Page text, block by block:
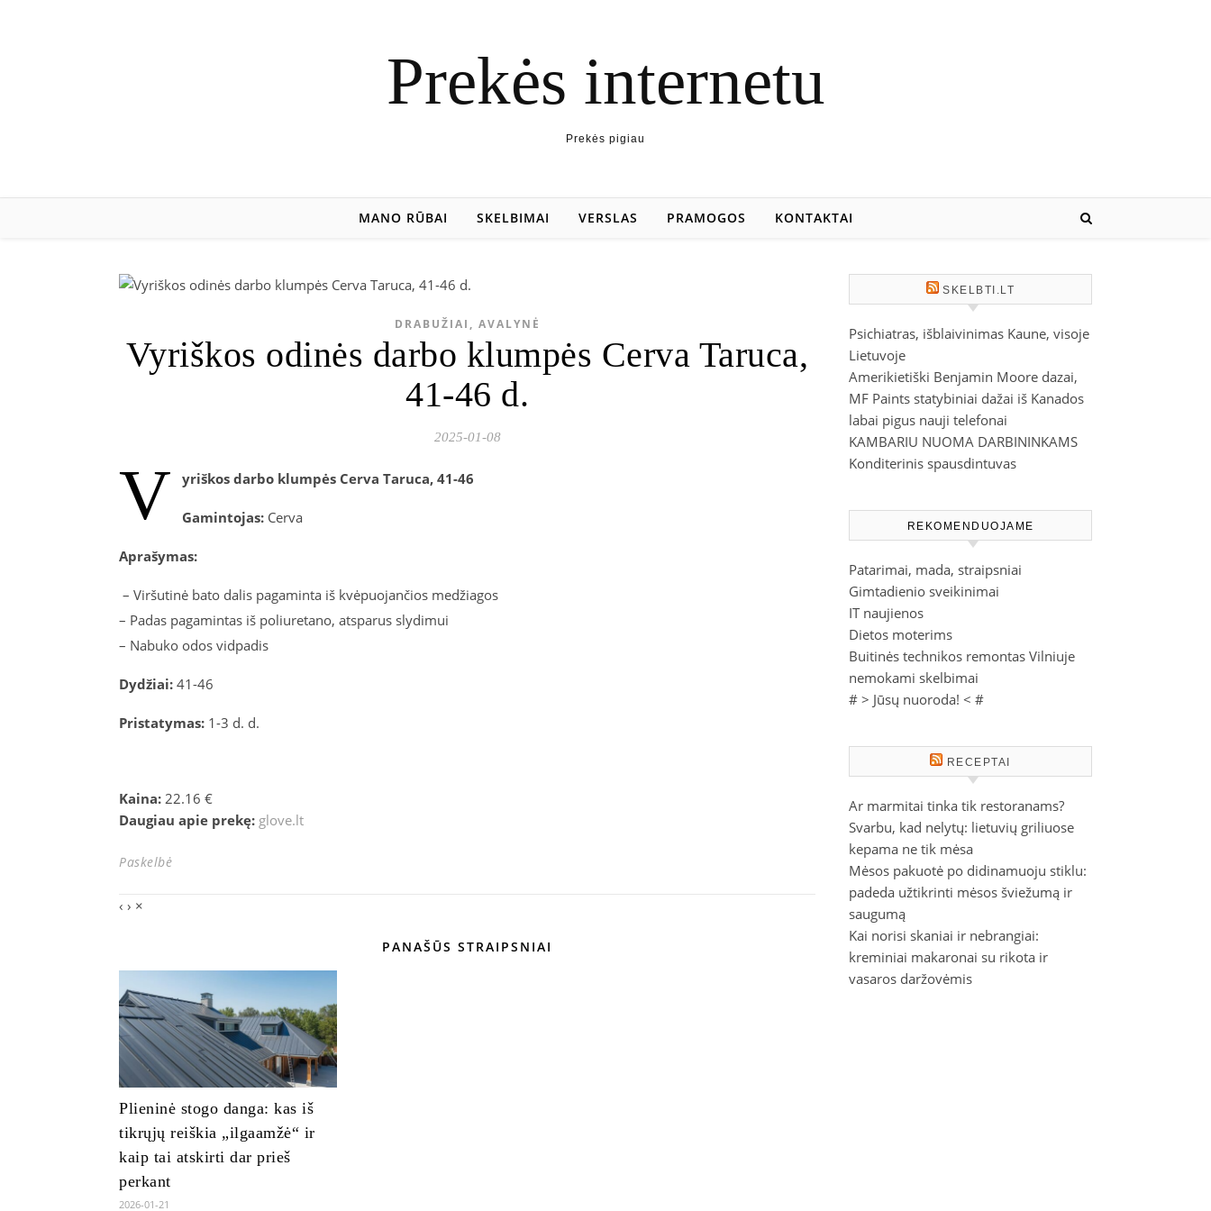
Prekės internetu
Prekės pigiau
MANO RŪBAI SKELBIMAI VERSLAS PRAMOGOS KONTAKTAI
DRABUŽIAI, AVALYNĖ
Vyriškos odinės darbo klumpės Cerva Taruca,
41-46 d.
2025-01-08
V yriškos darbo klumpės Cerva Taruca, 41-46
Gamintojas: Cerva
Aprašymas:
– Viršutinė bato dalis pagaminta iš kvėpuojančios medžiagos
– Padas pagamintas iš poliuretano, atsparus slydimui
– Nabuko odos vidpadis
Dydžiai: 41-46
Pristatymas: 1-3 d. d.
Kaina: 22.16 €
Daugiau apie prekę: glove.lt
Paskelbė
‹ › ×
PANAŠŪS STRAIPSNIAI
Plieninė stogo danga: kas iš
tikrųjų reiškia „ilgaamžė“ ir
kaip tai atskirti dar prieš
perkant
2026-01-21
SKELBTI.LT
Psichiatras, išblaivinimas Kaune, visoje
Lietuvoje
Amerikietiški Benjamin Moore dazai,
MF Paints statybiniai dažai iš Kanados
labai pigus nauji telefonai
KAMBARIU NUOMA DARBININKAMS
Konditerinis spausdintuvas
REKOMENDUOJAME
Patarimai, mada, straipsniai
Gimtadienio sveikinimai
IT naujienos
Dietos moterims
Buitinės technikos remontas Vilniuje
nemokami skelbimai
# > Jūsų nuoroda! < #
RECEPTAI
Ar marmitai tinka tik restoranams?
Svarbu, kad nelytų: lietuvių griliuose
kepama ne tik mėsa
Mėsos pakuotė po didinamuoju stiklu:
padeda užtikrinti mėsos šviežumą ir
saugumą
Kai norisi skaniai ir nebrangiai:
kreminiai makaronai su rikota ir
vasaros daržovėmis